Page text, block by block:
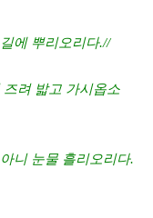
에 뿌리오리다.//
려 밟고 가시옵소
니 눈물 흘리오리다.